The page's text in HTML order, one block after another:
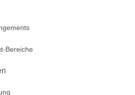
Bereiche